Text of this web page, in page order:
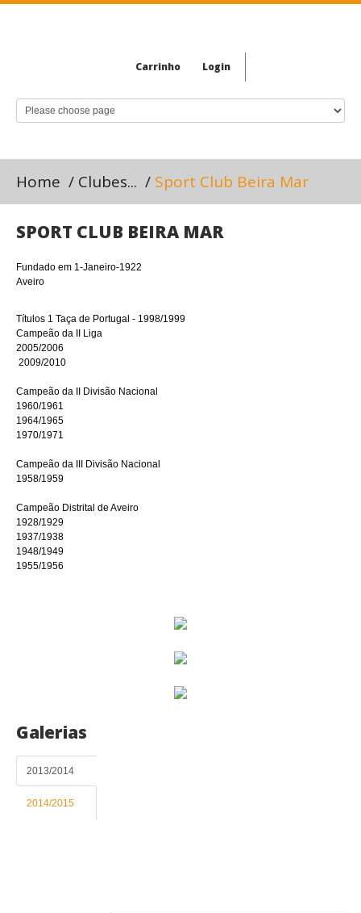
Carrinho Login
Home / Clubes... / Sport Club Beira Mar
SPORT CLUB BEIRA MAR
Fundado em 1-Janeiro-1922
Aveiro
Títulos 1 Taça de Portugal - 1998/1999
Campeão da II Liga
2005/2006
2009/2010
Campeão da II Divisão Nacional
1960/1961
1964/1965
1970/1971
Campeão da III Divisão Nacional
1958/1959
Campeão Distrital de Aveiro
1928/1929
1937/1938
1948/1949
1955/1956
Galerias
2013/2014
2014/2015